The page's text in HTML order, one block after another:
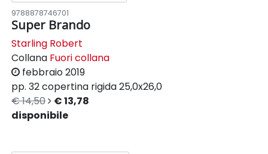
9788878746701
Super Brando
Starling Robert
Collana Fuori collana
febbraio 2019
pp. 32copertina rigida25,0x26,0
€ 14,50
€ 13,78
disponibile